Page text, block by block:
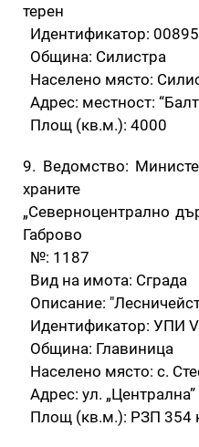
терен
Идентификатор:
Община: Силистра
Населено място:
Адрес: местност:
Площ (кв.м.): 4000
9. Ведомство:
храните
„Северноцентрално
Габрово
№: 1187
Вид на имота: Сграда
Описание:
Идентификатор: УПИ
Община: Главиница
Населено място: с.
Адрес: ул.
Площ (кв.м.): РЗП 354